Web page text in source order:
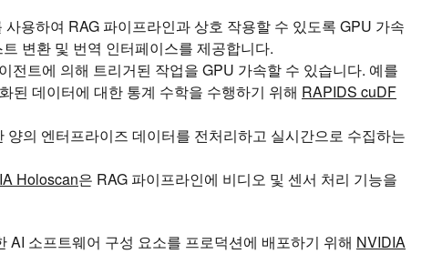
사용하여 RAG 파이프라인과 상호 작용할 수 있도록 GPU 가속
변환 및 번역 인터페이스를 제공합니다.
전트에 의해 트리거된 작업을 GPU 가속할 수 있습니다. 예를
된 데이터에 대한 통계 수학을 수행하기 위해 RAPIDS cuDF
양의 엔터프라이즈 데이터를 전처리하고 실시간으로 수집하는
Holoscan은 RAG 파이프라인에 비디오 및 센서 처리 기능을
AI 소프트웨어 구성 요소를 프로덕션에 배포하기 위해 NVIDIA